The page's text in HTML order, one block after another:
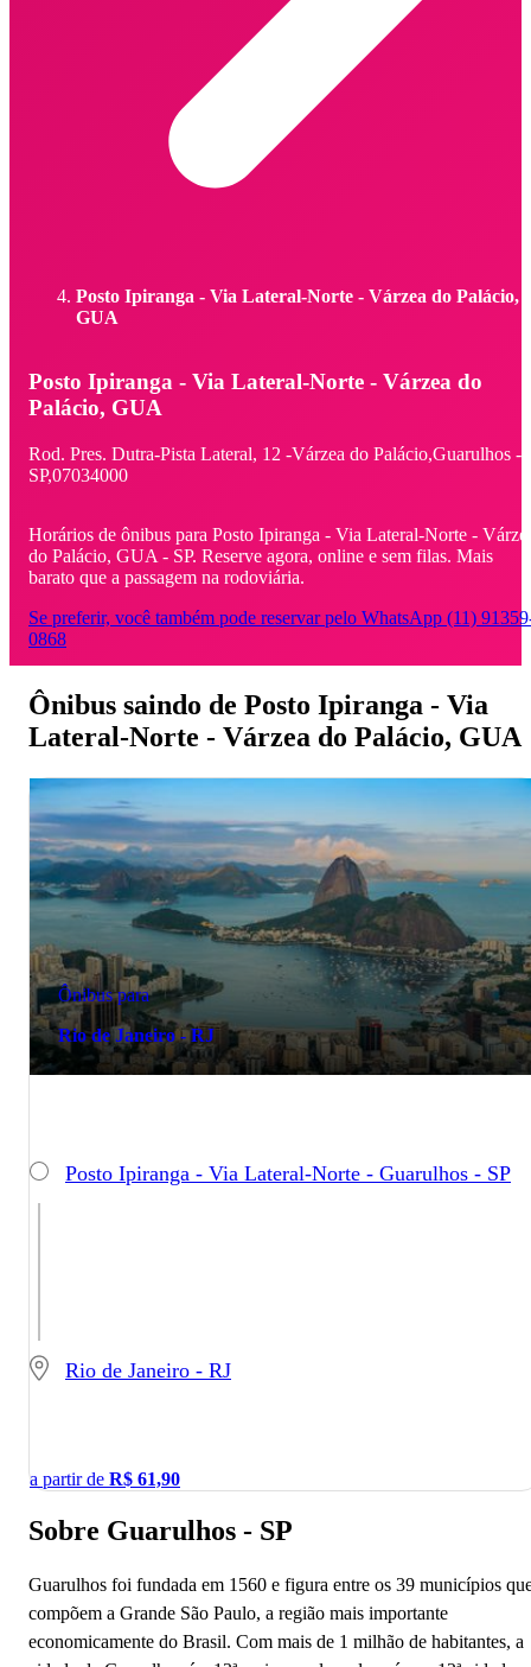
Posto Ipiranga - Via Lateral-Norte - Várzea do Palácio,
GUA
Posto Ipiranga - Via Lateral-Norte - Várzea do
Palácio, GUA
Rod. Pres. Dutra-Pista Lateral, 12 -Várzea do Palácio,Guarulhos -
SP,07034000
Horários de ônibus para Posto Ipiranga - Via Lateral-Norte -
do Palácio, GUA - SP. Reserve agora, online e sem filas. Mais
barato que a passagem na rodoviária.
Se preferir, você também pode reservar pelo WhatsApp (11)
0868
Ônibus saindo de Posto Ipiranga - Via
Lateral-Norte - Várzea do Palácio, GUA
Ônibus para
Rio de Janeiro - RJ
Posto Ipiranga - Via Lateral-Norte - Guarulhos - SP
Rio de Janeiro - RJ
a partir de R$ 61,90
Sobre Guarulhos - SP
Guarulhos foi fundada em 1560 e figura entre os 39 municípios
compõem a Grande São Paulo, a região mais importante
economicamente do Brasil. Com mais de 1 milhão de habitantes, a